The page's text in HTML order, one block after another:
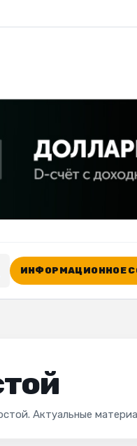
ИНФОРМАЦИОННОЕ
Актуальные